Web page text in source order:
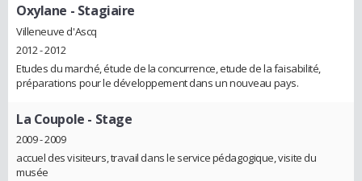
Oxylane - Stagiaire
Villeneuve d'Ascq
2012 - 2012
Etudes du marché, étude de la concurrence, etude de la faisabilité,
préparations pour le développement dans un nouveau pays.
La Coupole - Stage
2009 - 2009
accuel des visiteurs, travail dans le service pédagogique, visite du
musée